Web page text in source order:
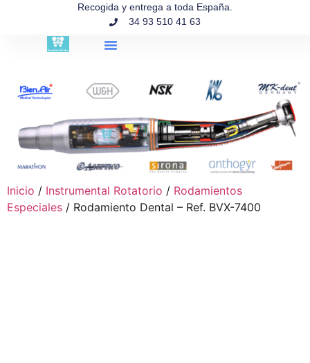
Recogida y entrega a toda España.
34 93 510 41 63
Inicio / Instrumental Rotatorio / Rodamientos
Especiales / Rodamiento Dental – Ref. BVX-7400